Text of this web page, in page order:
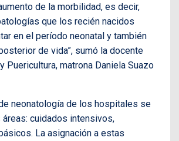
de la morbilidad, es decir,
que los recién nacidos
en el período neonatal y también
de vida”, sumó la docente
Puericultura, matrona Daniela Suazo
neonatología de los hospitales se
cuidados intensivos,
La asignación a estas